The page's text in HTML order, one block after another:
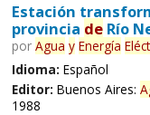
Estación
provincia deRío
por Agua y Energía
Idioma: Español
Editor: Buenos Aires:
1988